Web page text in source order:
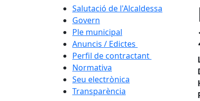
Salutació de l'Alcaldessa
Govern
Ple municipal
Anuncis / Edictes
Perfil de contractant
Normativa
Seu electrònica
Transparència